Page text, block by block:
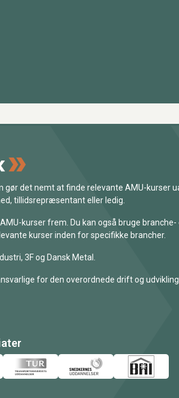
gør det nemt at finde relevante AMU-kurser
tillidsrepræsentant eller ledig.
kurser frem. Du kan også bruge branche-
kurser inden for specifikke brancher.
3F og Dansk Metal.
for den overordnede drift og